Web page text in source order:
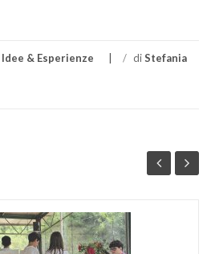
Idee & Esperienze / diStefania